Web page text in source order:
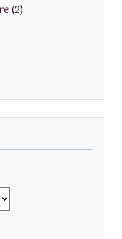
(2)